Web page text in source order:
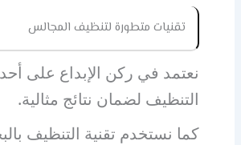
تقنيات متطورة لتنظيف المجالس
نعتمد في ركن الإبداع على
التنظيف لضمان نتائج مثالية.
كما نستخدم تقنية التنظيف